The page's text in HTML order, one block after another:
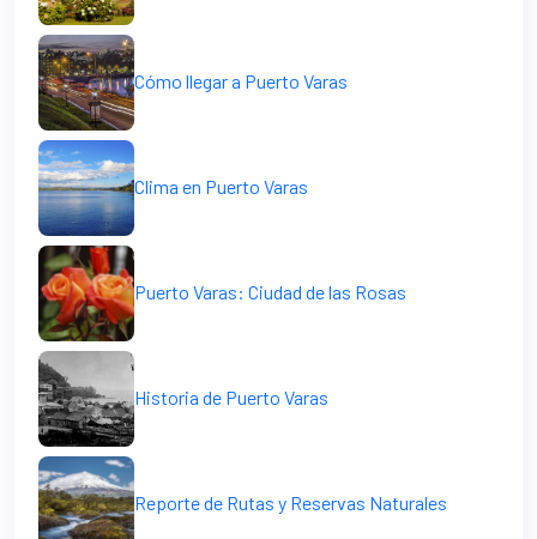
Cómo llegar a Puerto Varas
Clima en Puerto Varas
Puerto Varas: Ciudad de las Rosas
Historia de Puerto Varas
Reporte de Rutas y Reservas Naturales